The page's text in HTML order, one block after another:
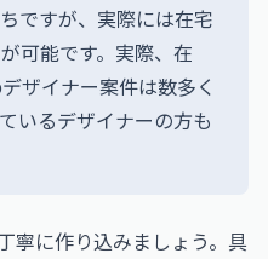
ですが、実際には在宅
可能です。実際、在
ザイナー案件は数多く
いるデザイナーの方も
寧に作り込みましょう。具